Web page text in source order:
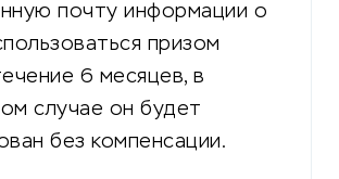
почту информации о
призом
6 месяцев, в
случае он будет
без компенсации.